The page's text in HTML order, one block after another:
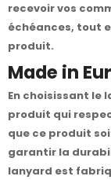
recevoir vos
échéances, tout
produit.
Made in
En choisissant le
produit qui
que ce produit
garantir la
lanyard est